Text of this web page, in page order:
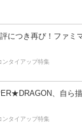
につき再び！ファミ
ンタイアップ特集
、自ら
ンタイアップ特集